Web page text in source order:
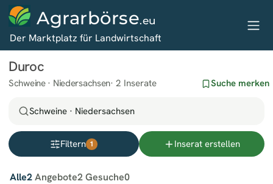
Agrarbörse.eu
Der Marktplatz für Landwirtschaft
Duroc
Schweine · Niedersachsen 2 Inserate Suche merken
Schweine · Niedersachsen
Filtern 1 Inserat erstellen
Alle2Angebote2Gesuche0